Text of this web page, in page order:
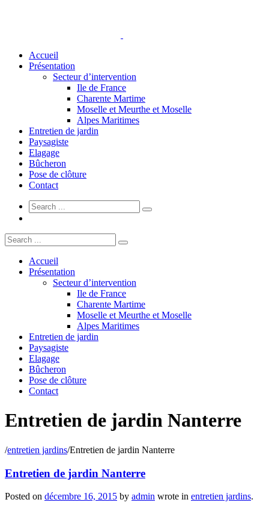
Accueil
Présentation
Secteur d’intervention
Ile de France
Charente Martime
Moselle et Meurthe et Moselle
Alpes Maritimes
Entretien de jardin
Paysagiste
Elagage
Bûcheron
Pose de clôture
Contact
Accueil
Présentation
Secteur d’intervention
Ile de France
Charente Martime
Moselle et Meurthe et Moselle
Alpes Maritimes
Entretien de jardin
Paysagiste
Elagage
Bûcheron
Pose de clôture
Contact
Entretien de jardin Nanterre
/entretien jardins/Entretien de jardin Nanterre
Entretien de jardin Nanterre
Posted on décembre 16, 2015 by admin wrote in entretien jardins.